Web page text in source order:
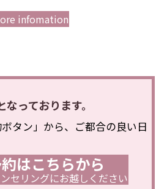
infomation
っております。
タン」から、ご都合の良い日
はこちらから
セリングにお越しください